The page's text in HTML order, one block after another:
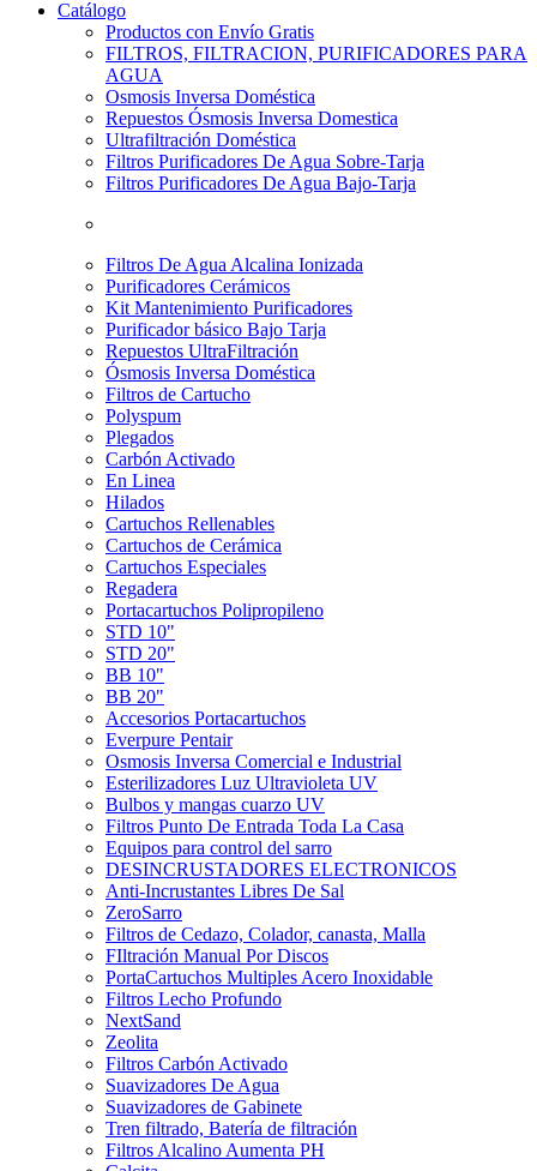
Catálogo
Productos con Envío Gratis
FILTROS, FILTRACION, PURIFICADORES PARA
AGUA
Osmosis Inversa Doméstica
Repuestos Ósmosis Inversa Domestica
Ultrafiltración Doméstica
Filtros Purificadores De Agua Sobre-Tarja
Filtros Purificadores De Agua Bajo-Tarja
Filtros De Agua Alcalina Ionizada
Purificadores Cerámicos
Kit Mantenimiento Purificadores
Purificador básico Bajo Tarja
Repuestos UltraFiltración
Ósmosis Inversa Doméstica
Filtros de Cartucho
Polyspum
Plegados
Carbón Activado
En Linea
Hilados
Cartuchos Rellenables
Cartuchos de Cerámica
Cartuchos Especiales
Regadera
Portacartuchos Polipropileno
STD 10"
STD 20"
BB 10"
BB 20"
Accesorios Portacartuchos
Everpure Pentair
Osmosis Inversa Comercial e Industrial
Esterilizadores Luz Ultravioleta UV
Bulbos y mangas cuarzo UV
Filtros Punto De Entrada Toda La Casa
Equipos para control del sarro
DESINCRUSTADORES ELECTRONICOS
Anti-Incrustantes Libres De Sal
ZeroSarro
Filtros de Cedazo, Colador, canasta, Malla
FIltración Manual Por Discos
PortaCartuchos Multiples Acero Inoxidable
Filtros Lecho Profundo
NextSand
Zeolita
Filtros Carbón Activado
Suavizadores De Agua
Suavizadores de Gabinete
Tren filtrado, Batería de filtración
Filtros Alcalino Aumenta PH